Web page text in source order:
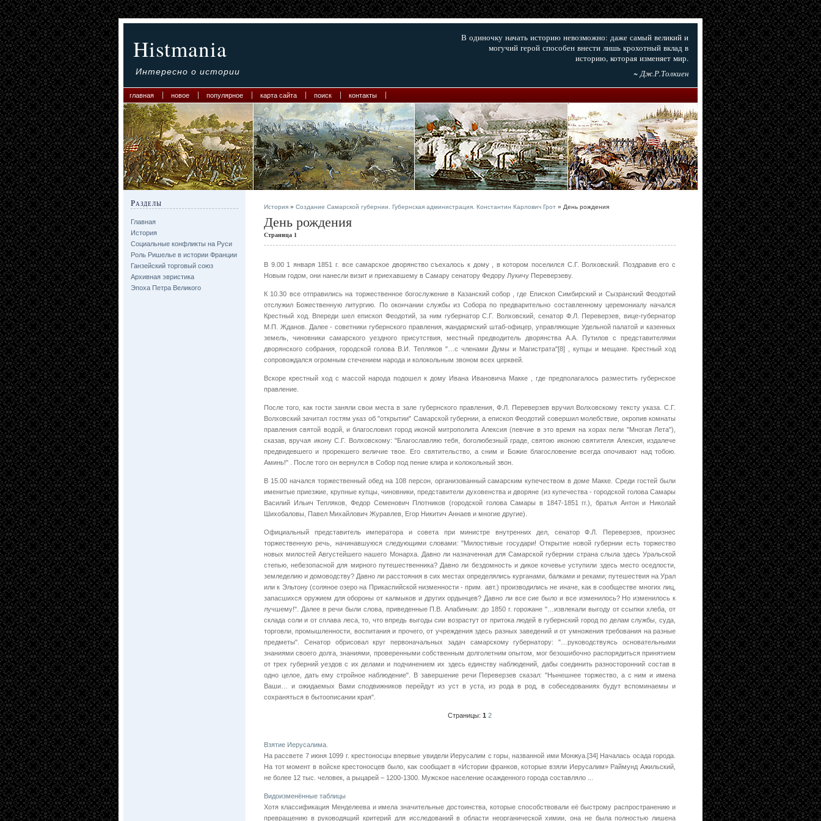
Histmania
Интересно о истории
В одиночку начать историю невозможно: даже самый великий и
могучий герой способен внести лишь крохотный вклад в
историю, которая изменяет мир.
~ Дж.Р.Толкиен
главная новое популярное карта сайта поиск контакты
Разделы
Главная
История
Социальные конфликты на Руси
Роль Ришелье в истории Франции
Ганзейский торговый союз
Архивная эвристика
Эпоха Петра Великого
История » Создание Самарской губернии. Губернская администрация. Константин Карлович Грот » День рождения
День рождения
Страница 1
В 9.00 1 января 1851 г. все самарское дворянство съехалось к дому , в котором поселился С.Г. Волховский. Поздравив его с
Новым годом, они нанесли визит и приехавшему в Самару сенатору Федору Лукичу Переверзеву.
К 10.30 все отправились на торжественное богослужение в Казанский собор , где Епископ Симбирский и Сызранский Феодотий
отслужил Божественную литургию. По окончании службы из Собора по предварительно составленному церемониалу начался
Крестный ход. Впереди шел епископ Феодотий, за ним губернатор С.Г. Волховский, сенатор Ф.Л. Переверзев, вице-губернатор
М.П. Жданов. Далее - советники губернского правления, жандармский штаб-офицер, управляющие Удельной палатой и казенных
земель, чиновники самарского уездного присутствия, местный предводитель дворянства А.А. Путилов с представителями
дворянского собрания, городской голова В.И. Тепляков "…с членами Думы и Магистрата"[8] , купцы и мещане. Крестный ход
сопровождался огромным стечением народа и колокольным звоном всех церквей.
Вскоре крестный ход с массой народа подошел к дому Ивана Ивановича Макке , где предполагалось разместить губернское
правление.
После того, как гости заняли свои места в зале губернского правления, Ф.Л. Переверзев вручил Волховскому тексту указа. С.Г.
Волховский зачитал гостям указ об "открытии" Самарской губернии, а епископ Феодотий совершил молебствие, окропив комнаты
правления святой водой, и благословил город иконой митрополита Алексия (певчие в это время на хорах пели "Многая Лета"),
сказав, вручая икону С.Г. Волховскому: "Благославляю тебя, боголюбезный граде, святою иконою святителя Алексия, издалече
предвидевшего и прорекшего величие твое. Его святительство, а сним и Божие благословение всегда опочивают над тобою.
Аминь!" . После того он вернулся в Собор под пение клира и колокольный звон.
В 15.00 начался торжественный обед на 108 персон, организованный самарским купечеством в доме Макке. Среди гостей были
именитые приезжие, крупные купцы, чиновники, представители духовенства и дворяне (из купечества - городской голова Самары
Василий Ильич Тепляков, Федор Семенович Плотников (городской голова Самары в 1847-1851 гг.), братья Антон и Николай
Шихобаловы, Павел Михайлович Журавлев, Егор Никитич Аннаев и многие другие).
Официальный представитель императора и совета при министре внутренних дел, сенатор Ф.Л. Переверзев, произнес
торжественную речь, начинавшуюся следующими словами: "Милостивые государи! Открытие новой губернии есть торжество
новых милостей Августейшего нашего Монарха. Давно ли назначенная для Самарской губернии страна слыла здесь Уральской
степью, небезопасной для мирного путешественника? Давно ли бездомность и дикое кочевье уступили здесь место оседлости,
земледелию и домоводству? Давно ли расстояния в сих местах определялись курганами, балками и реками; путешествия на Урал
или к Эльтону (соляное озеро на Прикаспийской низменности - прим. авт.) производились не иначе, как в сообществе многих лиц,
запасшихся оружием для обороны от калмыков и других ордынцев? Давно ли все сие было и все изменилось? Но изменилось к
лучшему!". Далее в речи были слова, приведенные П.В. Алабиным: до 1850 г. горожане "…извлекали выгоду от ссыпки хлеба, от
склада соли и от сплава леса, то, что впредь выгоды сии возрастут от притока людей в губернский город по делам службы, суда,
торговли, промышленности, воспитания и прочего, от учреждения здесь разных заведений и от умножения требования на разные
предметы". Сенатор обрисовал круг первоначальных задач самарскому губернатору: "…руководствуясь основательными
знаниями своего долга, знаниями, проверенными собственным долголетним опытом, мог безошибочно распорядиться принятием
от трех губерний уездов с их делами и подчинением их здесь единству наблюдений, дабы соединить разносторонний состав в
одно целое, дать ему стройное наблюдение". В завершение речи Переверзев сказал: "Нынешнее торжество, а с ним и имена
Ваши… и ожидаемых Вами сподвижников перейдут из уст в уста, из рода в род, в собеседованиях будут вспоминаемы и
сохраняться в бытоописании края".
Страницы: 1 2
Взятие Иерусалима.
На рассвете 7 июня 1099 г. крестоносцы впервые увидели Иерусалим с горы, названной ими Монжуа.[34] Началась осада города.
На тот момент в войске крестоносцев было, как сообщает в «Истории франков, которые взяли Иерусалим» Раймунд Ажильский,
не более 12 тыс. человек, а рыцарей – 1200-1300. Мужское население осажденного города составляло ...
Видоизменённые таблицы
Хотя классификация Менделеева и имела значительные достоинства, которые способствовали её быстрому распространению и
превращению в руководящий критерий для исследований в области неорганической химии, она не была полностью лишена